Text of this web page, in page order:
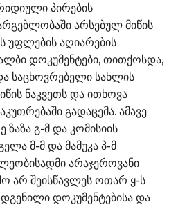
პირების
არსებულ მიწის
უფლების აღიარების
დოკუმენტები, თითქოსდა,
სახლის
ნაკვეთს და ითხოვა
გადაცემა. ამავე
ზაზა გ-მ და კომისიის
მ-მ და მამუკა პ-მ
არაჯეროვანი
არ შეისწავლეს ოთარ ყ-ს
დოკუმენტებისა და